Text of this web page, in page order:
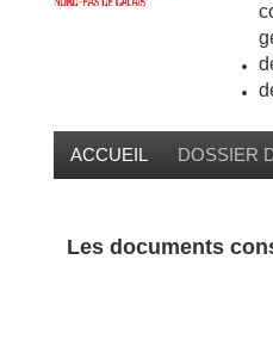
ACCUEIL DOSSIER
Les documents